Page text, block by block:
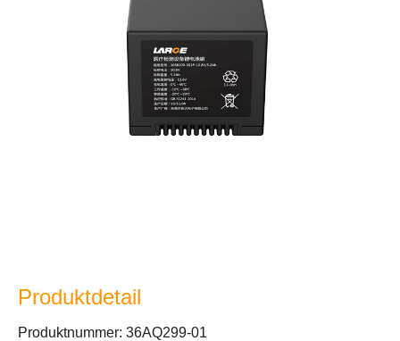
Produktdetail
Produktnummer: 36AQ299-01